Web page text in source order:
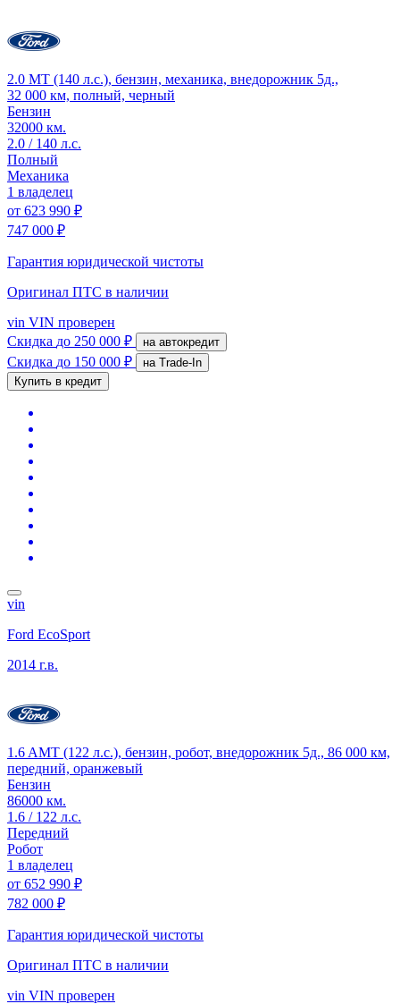
2.0 MT (140 л.с.), бензин, механика, внедорожник 5д.,
32 000 км, полный, черный
Бензин
32000 км.
2.0 / 140 л.с.
Полный
Механика
1 владелец
от 623 990 ₽
747 000 ₽
Гарантия юридической чистоты
Оригинал ПТС в наличии
vin VIN проверен
Скидка до 250 000 ₽ на автокредит
Скидка до 150 000 ₽
на Trade-In
Купить в кредит
vin
Ford EcoSport
2014 г.в.
1.6 AMT (122 л.с.), бензин, робот, внедорожник 5д., 86 000 км,
передний, оранжевый
Бензин
86000 км.
1.6 / 122 л.с.
Передний
Робот
1 владелец
от 652 990 ₽
782 000 ₽
Гарантия юридической чистоты
Оригинал ПТС в наличии
vin VIN проверен